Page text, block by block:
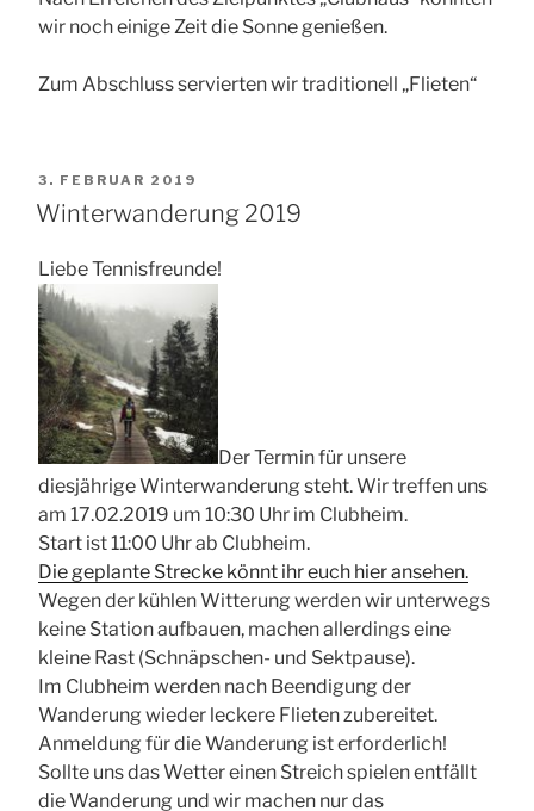
wir noch einige Zeit die Sonne genießen.
Zum Abschluss servierten wir traditionell „Flieten“
VERÖFFENTLICHT
AM
3. FEBRUAR 2019
Winterwanderung 2019
Liebe Tennisfreunde!
Der Termin für unsere
diesjährige Winterwanderung steht. Wir treffen uns
am 17.02.2019 um 10:30 Uhr im Clubheim.
Start ist 11:00 Uhr ab Clubheim.
Die geplante Strecke könnt ihr euch hier ansehen.
Wegen der kühlen Witterung werden wir unterwegs
keine Station aufbauen, machen allerdings eine
kleine Rast (Schnäpschen- und Sektpause).
Im Clubheim werden nach Beendigung der
Wanderung wieder leckere Flieten zubereitet.
Anmeldung für die Wanderung ist erforderlich!
Sollte uns das Wetter einen Streich spielen entfällt
die Wanderung und wir machen nur das